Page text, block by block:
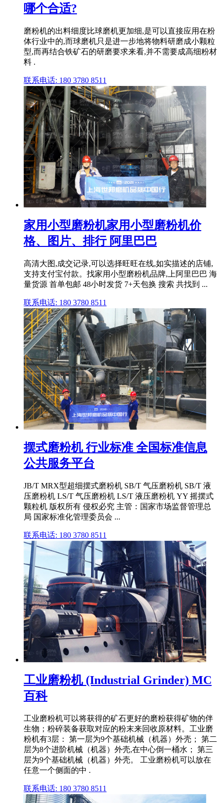
哪个合适?
磨粉机的出料细度比球磨机更加细,是可以直接应用在粉
体行业中的,而球磨机只是进一步地将物料研磨成小颗粒
型,而再结合铁矿石的研磨要求来看,并不需要成高细粉材
料 .
联系电话: 180 3780 8511
家用小型磨粉机家用小型磨粉机价
格、图片、排行 阿里巴巴
高清大图,成交记录,可以选择旺旺在线,如实描述的店铺,
支持支付宝付款。找家用小型磨粉机品牌,上阿里巴巴 海
量货源 首单包邮 48小时发货 7+天包换 搜索 共找到 ...
联系电话: 180 3780 8511
摆式磨粉机 行业标准 全国标准信息
公共服务平台
JB/T MRX型超细摆式磨粉机 SB/T 气压磨粉机 SB/T 液
压磨粉机 LS/T 气压磨粉机 LS/T 液压磨粉机 YY 摇摆式
颗粒机 版权所有 侵权必究 主管：国家市场监督管理总
局 国家标准化管理委员会 ...
联系电话: 180 3780 8511
工业磨粉机 (Industrial Grinder) MC
百科
工业磨粉机可以将获得的矿石更好的磨粉获得矿物的伴
生物；粉碎装备获取对应的粉末来回收原材料。工业磨
粉机有3层： 第一层为9个基础机械（机器）外壳； 第二
层为8个进阶机械（机器）外壳,在中心倒一桶水； 第三
层为9个基础机械（机器）外壳。 工业磨粉机可以放在
任意一个侧面的中 .
联系电话: 180 3780 8511